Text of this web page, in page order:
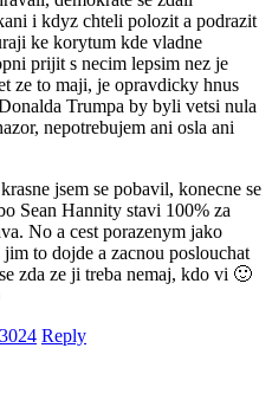
i kdyz chteli polozit a podrazit
ke korytum kde vladne
prijit s necim lepsim nez je
ze to maji, je opravdicky hnus
Trumpa by byli vetsi nula
nepotrebujem ani osla ani
jsem se pobavil, konecne se
Sean Hannity stavi 100% za
No a cest porazenym jako
to dojde a zacnou poslouchat
zda ze ji treba nemaj, kdo vi 🙂
Reply